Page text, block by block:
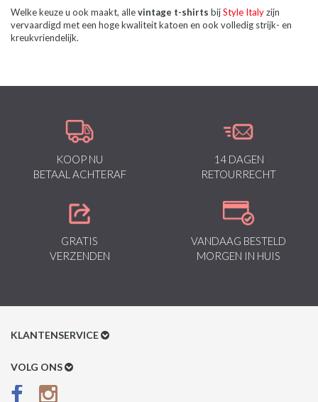
Welke keuze u ook maakt, allevintage t-shirts bijStyle Italyzijn
vervaardigd met een hoge kwaliteit katoen en ook volledig strijk- en
kreukvriendelijk.
KOOP NU
BETAAL ACHTERAF
14 DAGEN
RETOURRECHT
GRATIS
VERZENDEN
VANDAAG BESTELD
MORGEN IN HUIS
KLANTENSERVICE
Klantenservice
Betaalmethoden
VOLG ONS